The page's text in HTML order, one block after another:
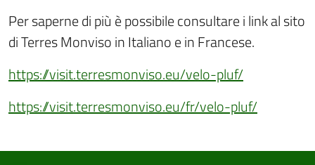
Per saperne di più è possibile consultare i link al sito
di Terres Monviso in Italiano e in Francese.
https://visit.terresmonviso.eu/velo-pluf/
https://visit.terresmonviso.eu/fr/velo-pluf/